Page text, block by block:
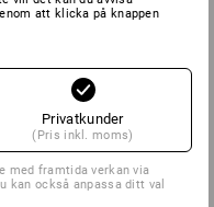
att klicka på knappen
Privatkunder
(Pris inkl. moms)
med framtida verkan via
kan också anpassa ditt val